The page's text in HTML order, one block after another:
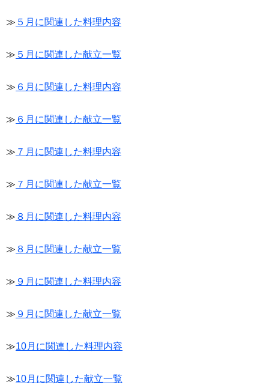
≫ ５月に関連した料理内容
≫ ５月に関連した献立一覧
≫ ６月に関連した料理内容
≫ ６月に関連した献立一覧
≫ ７月に関連した料理内容
≫ ７月に関連した献立一覧
≫ ８月に関連した料理内容
≫ ８月に関連した献立一覧
≫ ９月に関連した料理内容
≫ ９月に関連した献立一覧
≫10月に関連した料理内容
≫10月に関連した献立一覧